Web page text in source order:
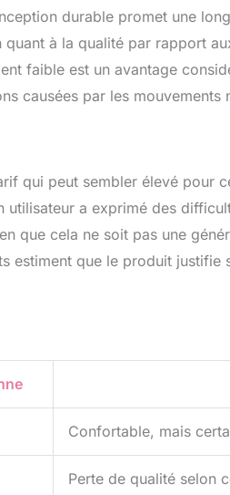
durable promet une
à la qualité par rapport
faible est un avantage
causées par les mouvements
qui peut sembler élevé pour
a exprimé des
que cela ne soit pas une
estiment que le produit justifie
Confortable, mais
Perte de qualité selon